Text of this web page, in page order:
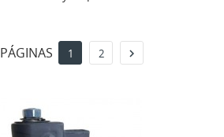
PÁGINAS 1 2 